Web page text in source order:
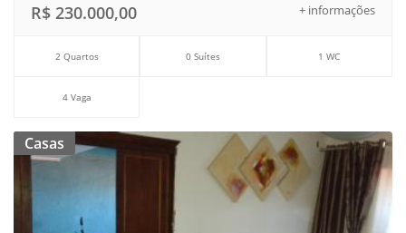
+ informações
R$ 230.000,00
2 Quartos 0 Suítes 1 WC
4 Vaga
Casas